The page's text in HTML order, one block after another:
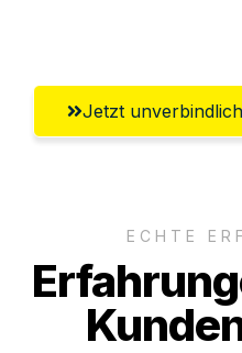
Jetzt
ECHTE